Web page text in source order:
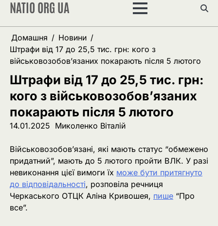
Перейти
вмісту
NATIO ORG UA
Домашня
Новини
Штрафи від 17 до 25,5 тис. грн: кого з
військовозобов’язаних покарають після 5 лютого
Штрафи від 17 до 25,5 тис. грн:
кого з військовозобов’язаних
покарають після 5 лютого
14.01.2025 Миколенко Віталій
Військовозобов’язані, які мають статус “обмежено
придатний”, мають до 5 лютого пройти ВЛК. У разі
невиконання цієї вимоги їх може бути притягнуто
до відповідальності, розповіла речниця
Черкаського ОТЦК Аліна Кривошея, пише “Про
все”.